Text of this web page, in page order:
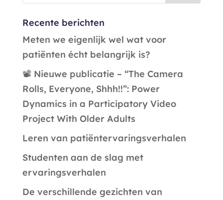
Recente berichten
Meten we eigenlijk wel wat voor
patiënten écht belangrijk is?
📽️ Nieuwe publicatie – “The Camera
Rolls, Everyone, Shhh!!”: Power
Dynamics in a Participatory Video
Project With Older Adults
Leren van patiëntervaringsverhalen
Studenten aan de slag met
ervaringsverhalen
De verschillende gezichten van